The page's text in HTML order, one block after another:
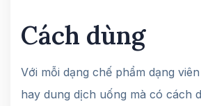
Cách dùng
Với mỗi dạng chế phẩm dạng
hay dung dịch uống mà có cách